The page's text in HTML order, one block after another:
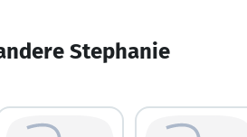
Stephanie